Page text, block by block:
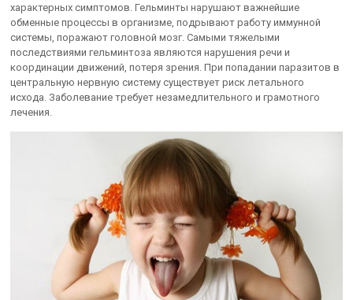
характерных симптомов. Гельминты нарушают важнейшие
обменные процессы в организме, подрывают работу иммунной
системы, поражают головной мозг. Самыми тяжелыми
последствиями гельминтоза являются нарушения речи и
координации движений, потеря зрения. При попадании паразитов в
центральную нервную систему существует риск летального
исхода. Заболевание требует незамедлительного и грамотного
лечения.